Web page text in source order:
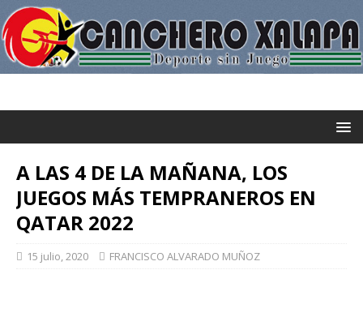
A LAS 4 DE LA MAÑANA, LOS
JUEGOS MÁS TEMPRANEROS EN
QATAR 2022
15 julio, 2020 FRANCISCO ALVARADO MUÑOZ